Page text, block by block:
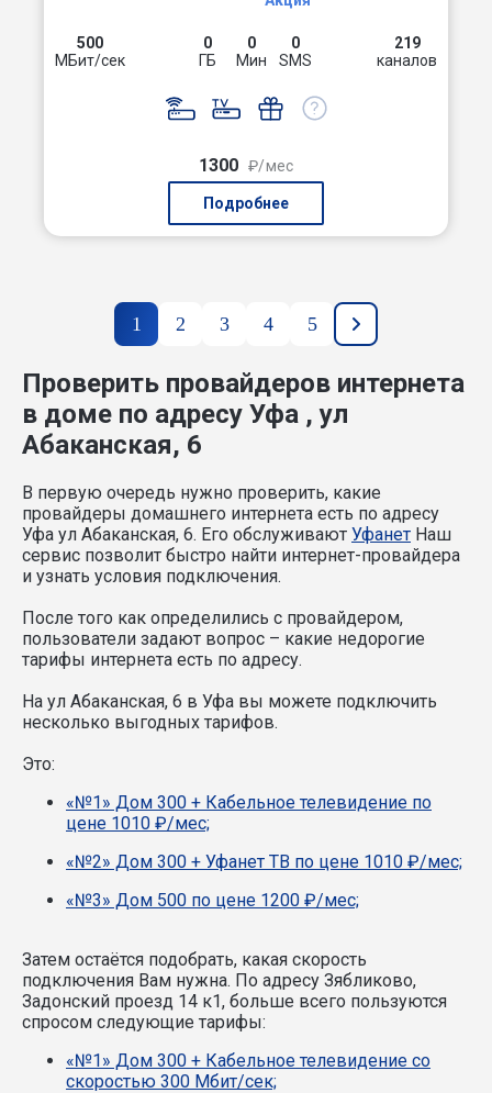
500
МБит/сек
0
ГБ
0
Мин
0
SMS
219
каналов
1300 ₽/мес
Подробнее
1 2 3 4 5
Проверить провайдеров интернета
в доме по адресу Уфа , ул
Абаканская, 6
В первую очередь нужно проверить, какие
провайдеры домашнего интернета есть по адресу
Уфа ул Абаканская, 6. Его обслуживают Уфанет Наш
сервис позволит быстро найти интернет-провайдера
и узнать условия подключения.
После того как определились с провайдером,
пользователи задают вопрос – какие недорогие
тарифы интернета есть по адресу.
На ул Абаканская, 6 в Уфа вы можете подключить
несколько выгодных тарифов.
Это:
«№1» Дом 300 + Кабельное телевидение по
цене 1010 ₽/мес;
«№2» Дом 300 + Уфанет ТВ по цене 1010 ₽/мес;
«№3» Дом 500 по цене 1200 ₽/мес;
Затем остаётся подобрать, какая скорость
подключения Вам нужна. По адресу Зябликово,
Задонский проезд 14 к1, больше всего пользуются
спросом следующие тарифы:
«№1» Дом 300 + Кабельное телевидение со
скоростью 300 Мбит/сек;